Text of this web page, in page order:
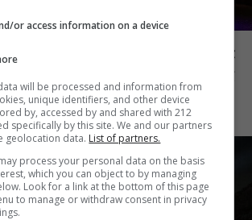
ΜΟΥΣΙΚΑ ΝΕΑ
Ανοιχτό κάλεσμα σε
τη δημιουργία ορχήστρας
δωματίου
or access information on a device
will be processed and information from
unique identifiers, and other device
by, accessed by and shared with 212
specifically by this site. We and our partners
geolocation data. List of partners.
process your personal data on the basis
which you can object to by managing
Look for a link at the bottom of this page
to manage or withdraw consent in privacy